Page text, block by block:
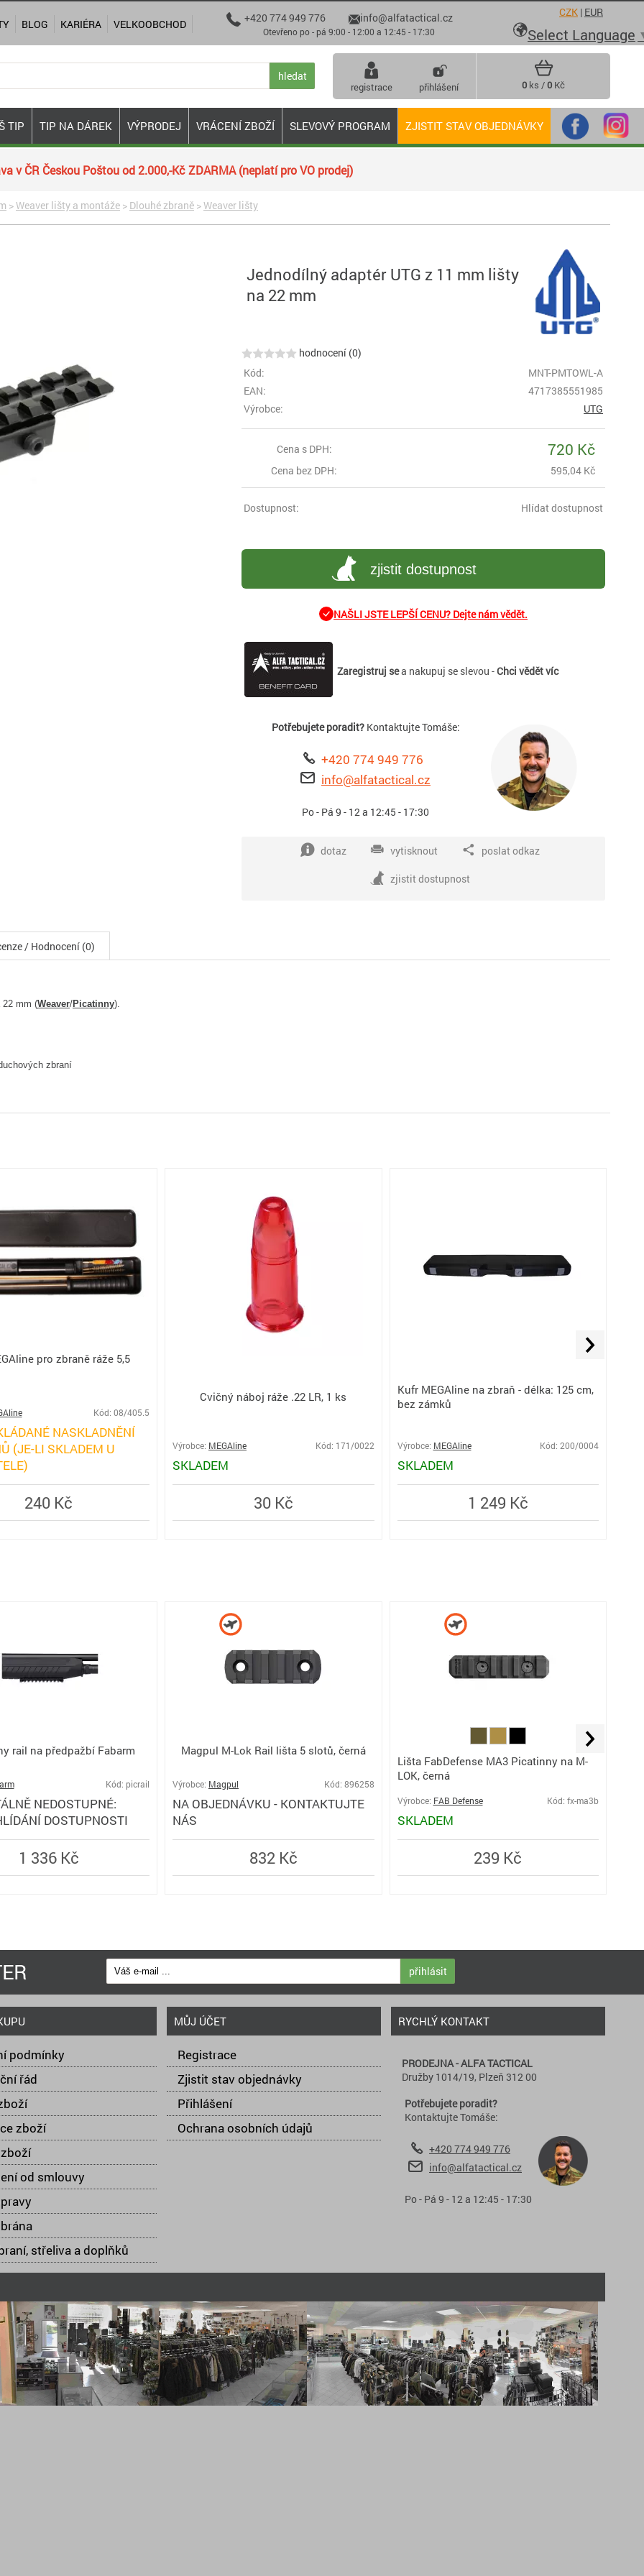
v ČR Českou Poštou od 2.000,-Kč ZDARMA (neplatí pro VO prodej)
>Weaver lišty a montáže > Dlouhé zbraně >Weaver lišty
Jednodílný adaptér UTG z 11 mm lišty
na 22 mm
hodnocení (0)
Kód:
MNT-PMTOWL-A
EAN:
4717385551985
Výrobce:
UTG
Cena s DPH: 720 Kč
Cena bez DPH: 595,04 Kč
Dostupnost: Hlídat dostupnost
zjistit dostupnost
NAŠLI JSTE LEPŠÍ CENU? Dejte nám vědět.
Zaregistruj sea nakupuj se slevou -Chci vědět víc
Potřebujete poradit?Kontaktujte Tomáše:
+420 774 949 776
info@alfatactical.cz
Po - Pá 9 - 12 a 12:45 - 17:30
dotaz vytisknout poslat odkaz
zjistit dostupnost
/ Hodnocení (0)
22 mm (Weaver/Picatinny).
zbraní
pro zbraně ráže 5,5
Kód: 08/405.5
NASKLADNĚNÍ
(JE-LI SKLADEM U
240 Kč
Cvičný náboj ráže .22 LR, 1 ks
Výrobce: MEGAline Kód: 171/0022
SKLADEM
30 Kč
Kufr MEGAline na zbraň - délka: 125 cm,
bez zámků
Výrobce: MEGAline Kód: 200/0004
SKLADEM
1 249 Kč
rail na předpažbí Fabarm
Kód: picrail
NEDOSTUPNÉ:
DOSTUPNOSTI
1 336 Kč
Magpul M-Lok Rail lišta 5 slotů, černá
Výrobce: Magpul Kód: 896258
NA OBJEDNÁVKU - KONTAKTUJTE
NÁS
832 Kč
Lišta FabDefense MA3 Picatinny na M-
LOK, černá
Výrobce: FAB Defense Kód: fx-ma3b
SKLADEM
239 Kč
TIP TIP NA DÁREK VÝPRODEJ VRÁCENÍ ZBOŽÍ SLEVOVÝ PROGRAM ZJISTIT STAV OBJEDNÁVKY
přihlásit
podmínky
řád
zboží
od smlouvy
střeliva a doplňků
MŮJ ÚČET
Registrace
Zjistit stav objednávky
Přihlášení
Ochrana osobních údajů
RYCHLÝ KONTAKT
PRODEJNA - ALFA TACTICAL
Družby 1014/19, Plzeň 312 00
Potřebujete poradit?
Kontaktujte Tomáše:
+420 774 949 776
info@alfatactical.cz
Po - Pá 9 - 12 a 12:45 - 17:30
hledat
registrace přihlášení 0 ks /0 Kč
BLOG KARIÉRA VELKOOBCHOD  +420 774 949 776info@alfatactical.cz
Otevřeno po - pá 9:00 - 12:00 a 12:45 - 17:30
CZK | EUR
Select Language